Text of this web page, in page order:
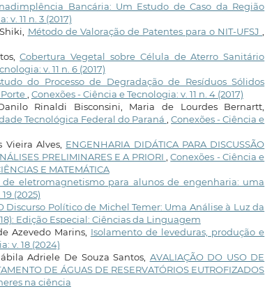
Bancária: Um Estudo de Caso da Região
v. 11 n. 3 (2017)
Método de Valoração de Patentes para o NIT-UFSJ,
Cobertura Vegetal sobre Célula de Aterro Sanitário
v. 11 n. 6 (2017)
do Processo de Degradação de Resíduos Sólidos
, Conexões - Ciência e Tecnologia: v. 11 n. 4 (2017)
Rinaldi Bisconsini, Maria de Lourdes Bernartt,
Tecnológica Federal do Paraná,Conexões - Ciência e
Vieira Alves, ENGENHARIA DIDÁTICA PARA DISCUSSÃO
PRELIMINARES E A PRIORI ,Conexões - Ciência e
E MATEMÁTICA
de eletromagnetismo para alunos de engenharia: uma
(2025)
Discurso Político de Michel Temer: Uma Análise à Luz da
Edição Especial: Ciências da Linguagem
Azevedo Marins, Isolamento de leveduras, produção e
v. 18 (2024)
Adriele De Souza Santos, AVALIAÇÃO DO USO DE
DE ÁGUAS DE RESERVATÓRIOS EUTROFIZADOS
na ciência